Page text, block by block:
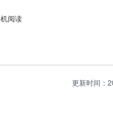
...
阅读
更新时间：